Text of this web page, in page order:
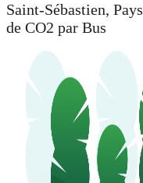
Saint-Sébastien,
de CO2 par Bus